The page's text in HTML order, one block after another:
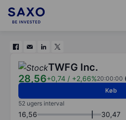
TWFG Inc.
28,56+0,74 / +2,66%20:00:00
Køb
52 ugers interval
16,56 30,47